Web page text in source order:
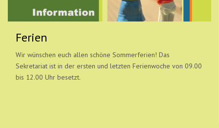
Ferien
Wir wünschen euch allen schöne Sommerferien! Das
Sekretariat ist in der ersten und letzten Ferienwoche von 09.00
bis 12.00 Uhr besetzt.